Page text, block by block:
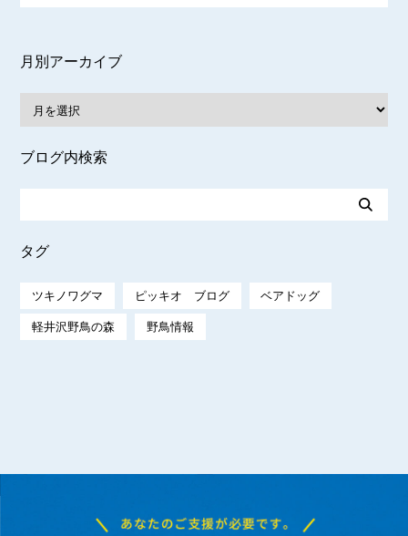
月別アーカイブ
ブログ内検索
タグ
ツキノワグマ ピッキオ ブログ ベアドッグ
軽井沢野鳥の森 野鳥情報